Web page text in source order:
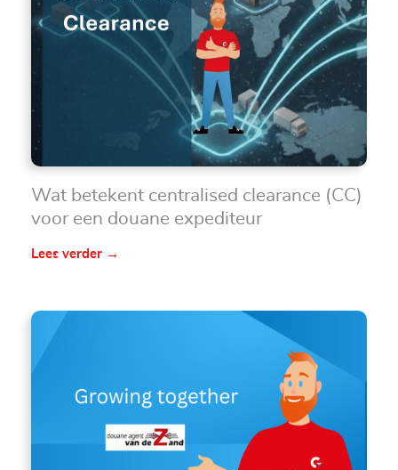
Wat betekent centralised clearance (CC)
voor een douane expediteur
Lees verder →